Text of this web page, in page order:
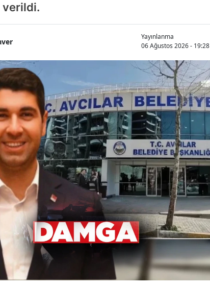
verildi.
Yayınlanma
06 Ağustos 2026 - 19:28